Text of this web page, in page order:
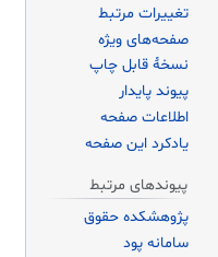
تغییرات مرتبط
صفحه‌های ویژه
نسخهٔ قابل چاپ
پیوند پایدار
اطلاعات صفحه
یادکرد این صفحه
پیوندهای مرتبط
پژوهشکده حقوق
سامانه پود